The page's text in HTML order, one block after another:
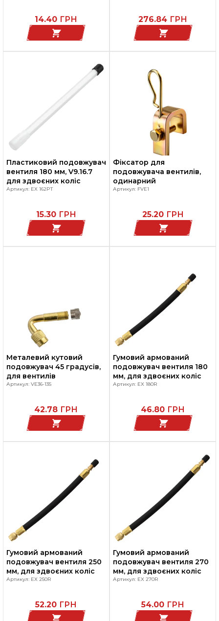
14.40 ГРН 276.84 ГРН
Пластиковий подовжувач
вентиля 180 мм, V9.16.7
для здвоєних коліс
Артикул: EX 162PT
15.30 ГРН
Фіксатор для
подовжувача вентилів,
одинарний
Артикул: FVE1
25.20 ГРН
Металевий кутовий
подовжувач 45 градусів,
для вентилів
Артикул: VE36-135
42.78 ГРН
Гумовий армований
подовжувач вентиля 180
мм, для здвоєних коліс
Артикул: EX 180R
46.80 ГРН
Гумовий армований
подовжувач вентиля 250
мм, для здвоєних коліс
Артикул: EX 250R
52.20 ГРН
Гумовий армований
подовжувач вентиля 270
мм, для здвоєних коліс
Артикул: EX 270R
54.00 ГРН